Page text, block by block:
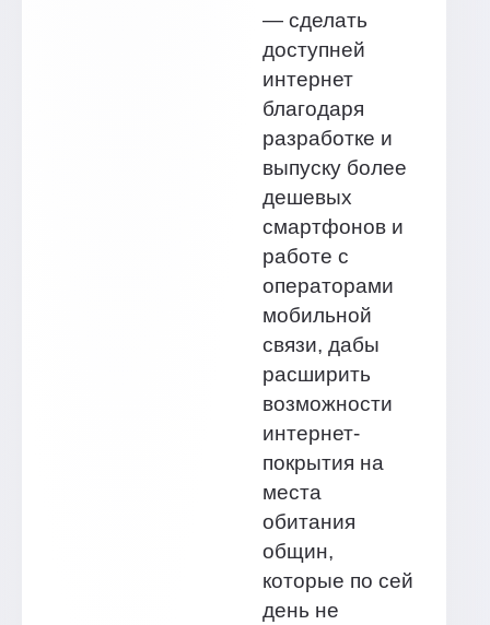
— сделать
доступней
интернет
благодаря
разработке и
выпуску более
дешевых
смартфонов и
работе с
операторами
мобильной
связи, дабы
расширить
возможности
интернет-
покрытия на
места
обитания
общин,
которые по сей
день не